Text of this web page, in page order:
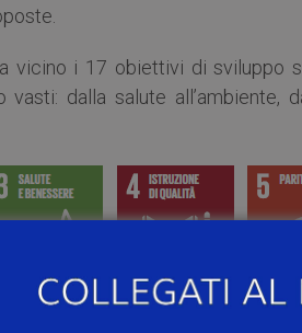
vicino i 17 obiettivi di sviluppo
vasti: dalla salute all’ambiente,